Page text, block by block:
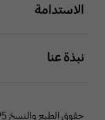
الاستدامة
نبذة عنا
حقوق الطبع والنسخ 1995-2026 سامسونج. جميع الحقوق محفوظة.